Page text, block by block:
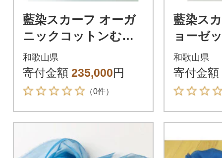
藍染スカーフ オーガ
ニックコットンむら
くも N450
和歌山県
寄付金額 235,000円
（0件）
藍染ス
ョーゼ
も
和歌山県
寄付金額